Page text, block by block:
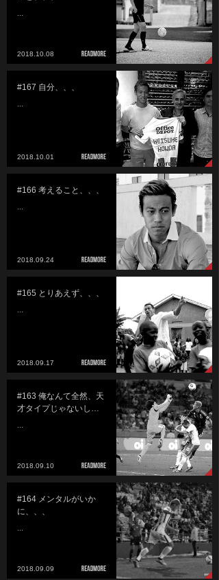
2018.10.08
#167 自分、、、
2018.10.01
#166 考えること、、、
2018.09.24
#165 とりあえず、、、
2018.09.17
#163 俺なんて全然、天
才タイプじゃないし…
2018.09.10
#164 メンタルがいか
に、、、
2018.09.09